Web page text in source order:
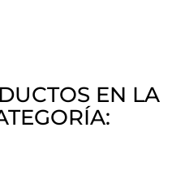
EN LA